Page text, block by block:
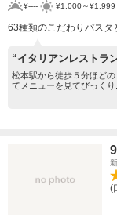
¥---- ¥1,000～¥1,999
63種類のこだわりパスタ
“イタリアンレストラ
松本駅から徒歩５分ほど
てメニューを見てびっくり...
9
(